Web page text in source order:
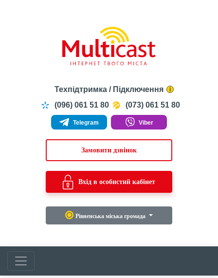
Техпідтримка / Підключення i
(096) 061 51 80 (073) 061 51 80
Telegram Viber
Замовити дзвінок
Вхід в особистий кабінет
Рівненська міська громада